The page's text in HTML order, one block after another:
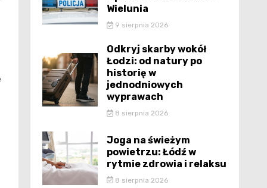
Wielunia
9 sierpnia 2026
Odkryj skarby wokół
Łodzi: od natury po
historię w
jednodniowych
wyprawach
8 sierpnia 2026
Joga na świeżym
powietrzu: Łódź w
rytmie zdrowia i relaksu
8 sierpnia 2026